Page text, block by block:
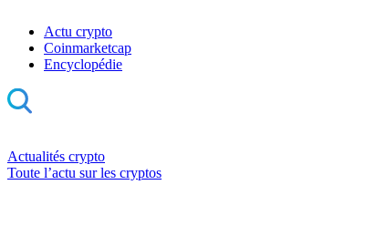
Actu crypto
Coinmarketcap
Encyclopédie
Actualités crypto
Toute l’actu sur les cryptos